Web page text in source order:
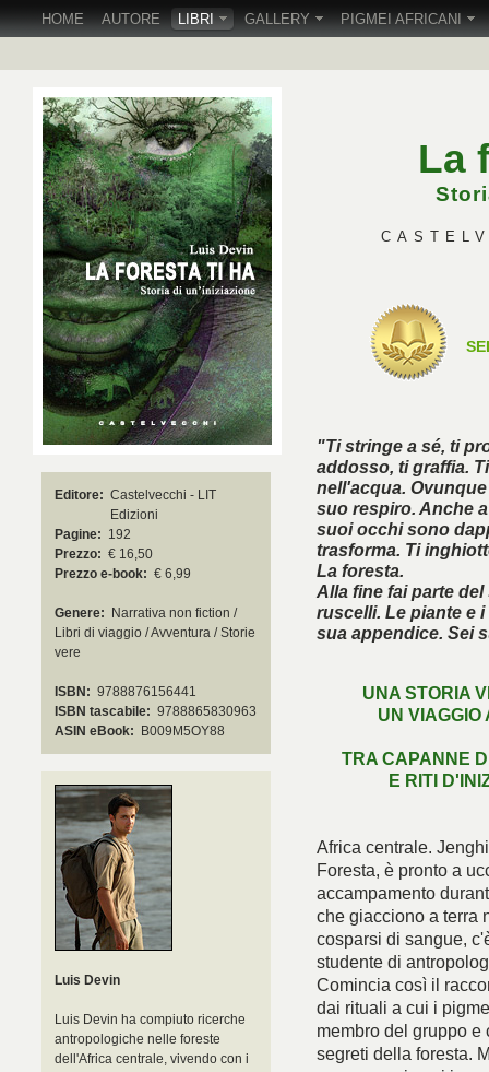
Editore: Castelvecchi - LIT
Edizioni
Pagine: 192
Prezzo: € 16,50
Prezzo e-book: € 6,99
Genere: Narrativa non fiction /
Libri di viaggio / Avventura / Storie
vere
ISBN: 9788876156441
ISBN tascabile: 9788865830963
ASIN eBook: B009M5OY88
Luis Devin
Luis Devin ha compiuto ricerche
antropologiche nelle foreste
dell'Africa centrale, vivendo con i
La
È
"Ti stringe a sé, ti
addosso, ti graffia.
nell'acqua.
suo respiro. Anche
suoi occhi sono
trasforma. Ti
La foresta.
Alla fine fai parte
ruscelli. Le piante e
sua appendice. Sei
UNA STORIA
UN VIAGGIO
TRA CAPANNE
E RITI
Africa centrale.
Foresta, è pronto a
accampamento
che giacciono a terra
cosparsi di sangue,
studente di
Comincia così il
dai rituali a cui i
membro del gruppo
segreti della foresta.
HOME AUTORE LIBRI GALLERY PIGMEI AFRICANI